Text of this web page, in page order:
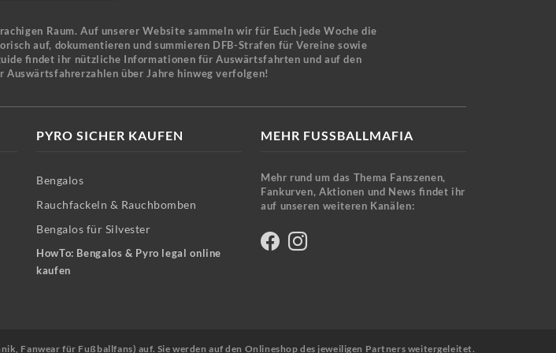
Raum. Auf unserer Website sammeln wir für Euch jede Woche die
auf, dokumentieren und summieren DFB-Strafen für Vereine sowie
findet ihr nützliche Informationen für Auswärtsfahrten und auf den
über Jahre hinweg verfolgen!
PYRO SICHER KAUFEN
Bengalos
Rauchfackeln & Rauchbomben
Bengalos für Silvester
HowTo: Bengalos & Pyro legal online
kaufen
MEHR FUSSBALLMAFIA
Mehr rund um das Thema Fanszenen,
Fankurven, Aktionen und News findet ihr
auf unseren weiteren Kanälen:
Fanwear für Fußballfans) auf. Sie werden auf den Onlineshop des jeweiligen Partners weitergeleitet.